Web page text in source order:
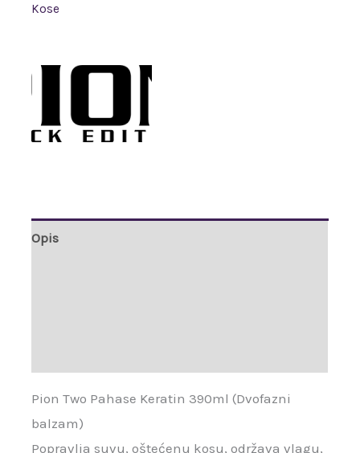
Kose
Opis
Pion Two Pahase Keratin 390ml (Dvofazni
balzam)
Popravlja suvu, oštećenu kosu, održava vlagu,